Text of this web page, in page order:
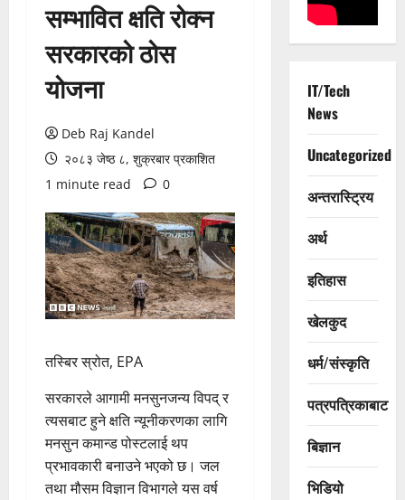
सम्भावित क्षति रोक्न
सरकारको ठोस
योजना
Deb Raj Kandel
२०८३ जेष्ठ ८, शुक्रबार प्रकाशित
1 minute read
0
तस्बिर स्रोत, EPA
सरकारले आगामी मनसुनजन्य विपद् र
त्यसबाट हुने क्षति न्यूनीकरणका लागि
मनसुन कमान्ड पोस्टलाई थप
प्रभावकारी बनाउने भएको छ। जल
तथा मौसम विज्ञान विभागले यस वर्ष
IT/Tech
News
Uncategorized
अन्तरास्ट्रिय
अर्थ
इतिहास
खेलकुद
धर्म/संस्कृति
पत्रपत्रिकाबाट
बिज्ञान
भिडियो